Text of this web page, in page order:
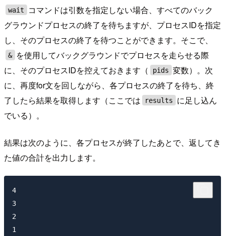
wait
コマンドは引数を指定しない場合、すべてのバック
グラウンドプロセスの終了を待ちますが、プロセスIDを指定
し、そのプロセスの終了を待つことができます。そこで、
&
を使用してバックグラウンドでプロセスを走らせる際
に、そのプロセスIDを控えておきます（
pids 変数）。次
に、再度for文を回しながら、各プロセスの終了を待ち、終
了したら結果を取得します（ここでは
results
に足し込ん
でいる）。
結果は次のように、各プロセスが終了したあとで、返してき
た値の合計を出力します。
4
3
2
1